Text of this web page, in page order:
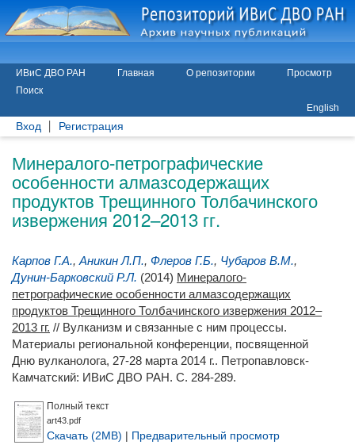
ИВиС ДВО РАН Главная О репозитории
Просмотр
Поиск
English
Вход Регистрация
Минералого-петрографические
особенности алмазсодержащих
продуктов Трещинного Толбачинского
извержения 2012–2013 гг.
Карпов Г.А., Аникин Л.П., Флеров Г.Б., Чубаров В.М.,
Дунин-Барковский Р.Л. (2014) Минералого-
петрографические особенности алмазсодержащих
продуктов Трещинного Толбачинского извержения 2012–
2013 гг. // Вулканизм и связанные с ним процессы.
Материалы региональной конференции, посвященной
Дню вулканолога, 27-28 марта 2014 г.. Петропавловск-
Камчатский: ИВиС ДВО РАН. С. 284-289.
Полный текст
art43.pdf
Скачать (2MB) | Предварительный просмотр